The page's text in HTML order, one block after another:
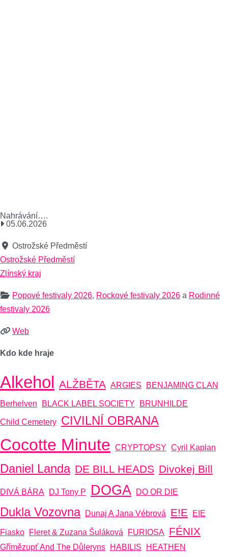
Nahrávání….
05.06.2026
Ostrožské Předměstí
Ostrožské Předměstí
Zlínský kraj
Popové festivaly 2026, Rockové festivaly 2026 a Rodinné
festivaly 2026
Web
Kdo kde hraje
Alkehol ALŽBĚTA ARGIES BENJAMING CLAN
Berhelven BLACK LABEL SOCIETY BRUNHILDE
Child Cemetery CIVILNÍ OBRANA
Cocotte Minute CRYPTOPSY Cyril Kaplan
Daniel Landa DE BILL HEADS Divokej Bill
DIVÁ BÁRA DJ Tony P DOGA DO OR DIE
Dukla Vozovna Dunaj A Jana Vébrová E!E EIE
Fiasko Fleret & Zuzana Šuláková FURIOSA FÉNIX
Gřímězupť And The Důleryns HABILIS HEATHEN